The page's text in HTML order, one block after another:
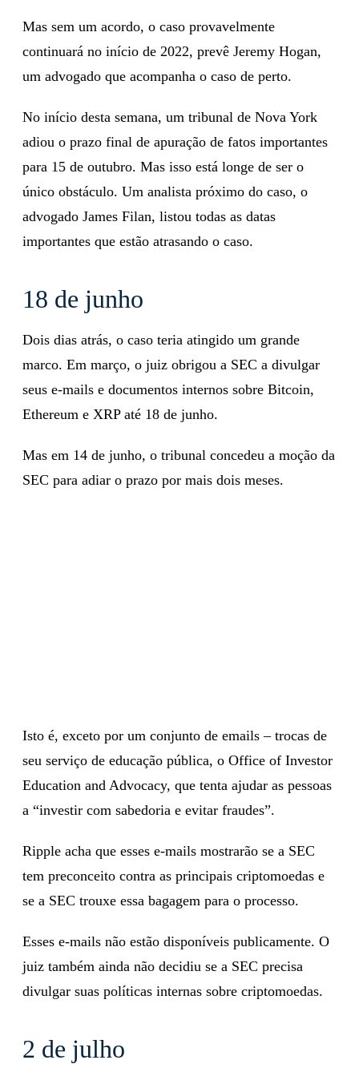
Mas sem um acordo, o caso provavelmente
continuará no início de 2022, prevê Jeremy Hogan,
um advogado que acompanha o caso de perto.
No início desta semana, um tribunal de Nova York
adiou o prazo final de apuração de fatos importantes
para 15 de outubro. Mas isso está longe de ser o
único obstáculo. Um analista próximo do caso, o
advogado James Filan, listou todas as datas
importantes que estão atrasando o caso.
18 de junho
Dois dias atrás, o caso teria atingido um grande
marco. Em março, o juiz obrigou a SEC a divulgar
seus e-mails e documentos internos sobre Bitcoin,
Ethereum e XRP até 18 de junho.
Mas em 14 de junho, o tribunal concedeu a moção da
SEC para adiar o prazo por mais dois meses.
Isto é, exceto por um conjunto de emails – trocas de
seu serviço de educação pública, o Office of Investor
Education and Advocacy, que tenta ajudar as pessoas
a “investir com sabedoria e evitar fraudes”.
Ripple acha que esses e-mails mostrarão se a SEC
tem preconceito contra as principais criptomoedas e
se a SEC trouxe essa bagagem para o processo.
Esses e-mails não estão disponíveis publicamente. O
juiz também ainda não decidiu se a SEC precisa
divulgar suas políticas internas sobre criptomoedas.
2 de julho